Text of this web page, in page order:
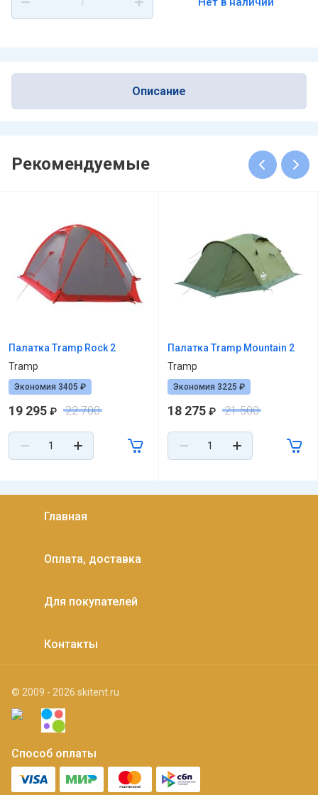
Описание
Рекомендуемые
Палатка Tramp Rock 2
Tramp
Экономия 3405 ₽
19 295 ₽ 22 700
Палатка Tramp Mountain 2
Tramp
Экономия 3225 ₽
18 275 ₽ 21 500
Главная
Оплата, доставка
Для покупателей
Контакты
© 2009 - 2026 skitent.ru
Способ оплаты